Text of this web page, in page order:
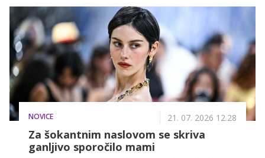
še danes uvrščajo med najpomembnejše dosežke
sodobnega soula in popa.
NOVICE 21. 07. 2026 12.28
Za šokantnim naslovom se skriva
ganljivo sporočilo mami